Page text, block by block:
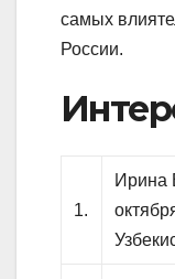
самых
России.
1.
Ирина